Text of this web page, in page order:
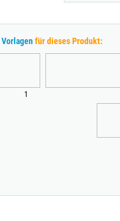
Vorlagen für dieses Produkt:
1